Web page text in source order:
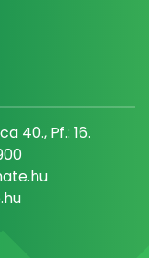
40., Pf.: 16.